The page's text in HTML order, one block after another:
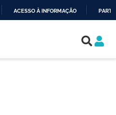
ACESSO À INFORMAÇÃO